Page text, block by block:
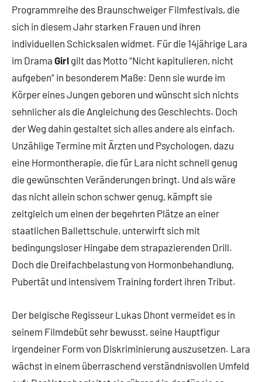
Programmreihe des Braunschweiger Filmfestivals, die
sich in diesem Jahr starken Frauen und ihren
individuellen Schicksalen widmet. Für die 14jährige Lara
im Drama Girl gilt das Motto “Nicht kapitulieren, nicht
aufgeben” in besonderem Maße: Denn sie wurde im
Körper eines Jungen geboren und wünscht sich nichts
sehnlicher als die Angleichung des Geschlechts. Doch
der Weg dahin gestaltet sich alles andere als einfach.
Unzählige Termine mit Ärzten und Psychologen, dazu
eine Hormontherapie, die für Lara nicht schnell genug
die gewünschten Veränderungen bringt. Und als wäre
das nicht allein schon schwer genug, kämpft sie
zeitgleich um einen der begehrten Plätze an einer
staatlichen Ballettschule, unterwirft sich mit
bedingungsloser Hingabe dem strapazierenden Drill.
Doch die Dreifachbelastung von Hormonbehandlung,
Pubertät und intensivem Training fordert ihren Tribut.
Der belgische Regisseur Lukas Dhont vermeidet es in
seinem Filmdebüt sehr bewusst, seine Hauptfigur
irgendeiner Form von Diskriminierung auszusetzen. Lara
wächst in einem überraschend verständnisvollen Umfeld